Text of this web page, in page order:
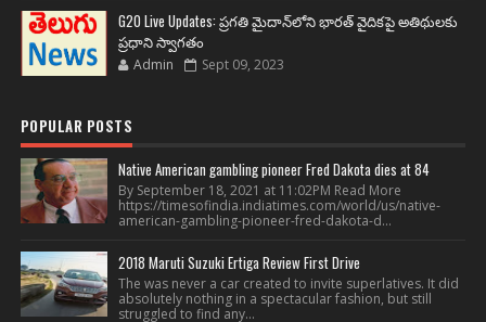
G20 Live Updates: ప్రగతి మైదాన్‌లోని భారత్ వైదికపై అతిథులకు
ప్రధాని స్వాగతం
Admin Sept 09, 2023
POPULAR POSTS
Native American gambling pioneer Fred Dakota dies at 84
By September 18, 2021 at 11:02PM Read More
https://timesofindia.indiatimes.com/world/us/native-
american-gambling-pioneer-fred-dakota-d...
2018 Maruti Suzuki Ertiga Review First Drive
The was never a car created to invite superlatives. It did
absolutely nothing in a spectacular fashion, but still
struggled to find any...